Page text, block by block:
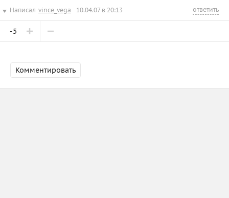
Написал vince_vega 10.04.07 в 20:13 ответить
-5
Комментировать